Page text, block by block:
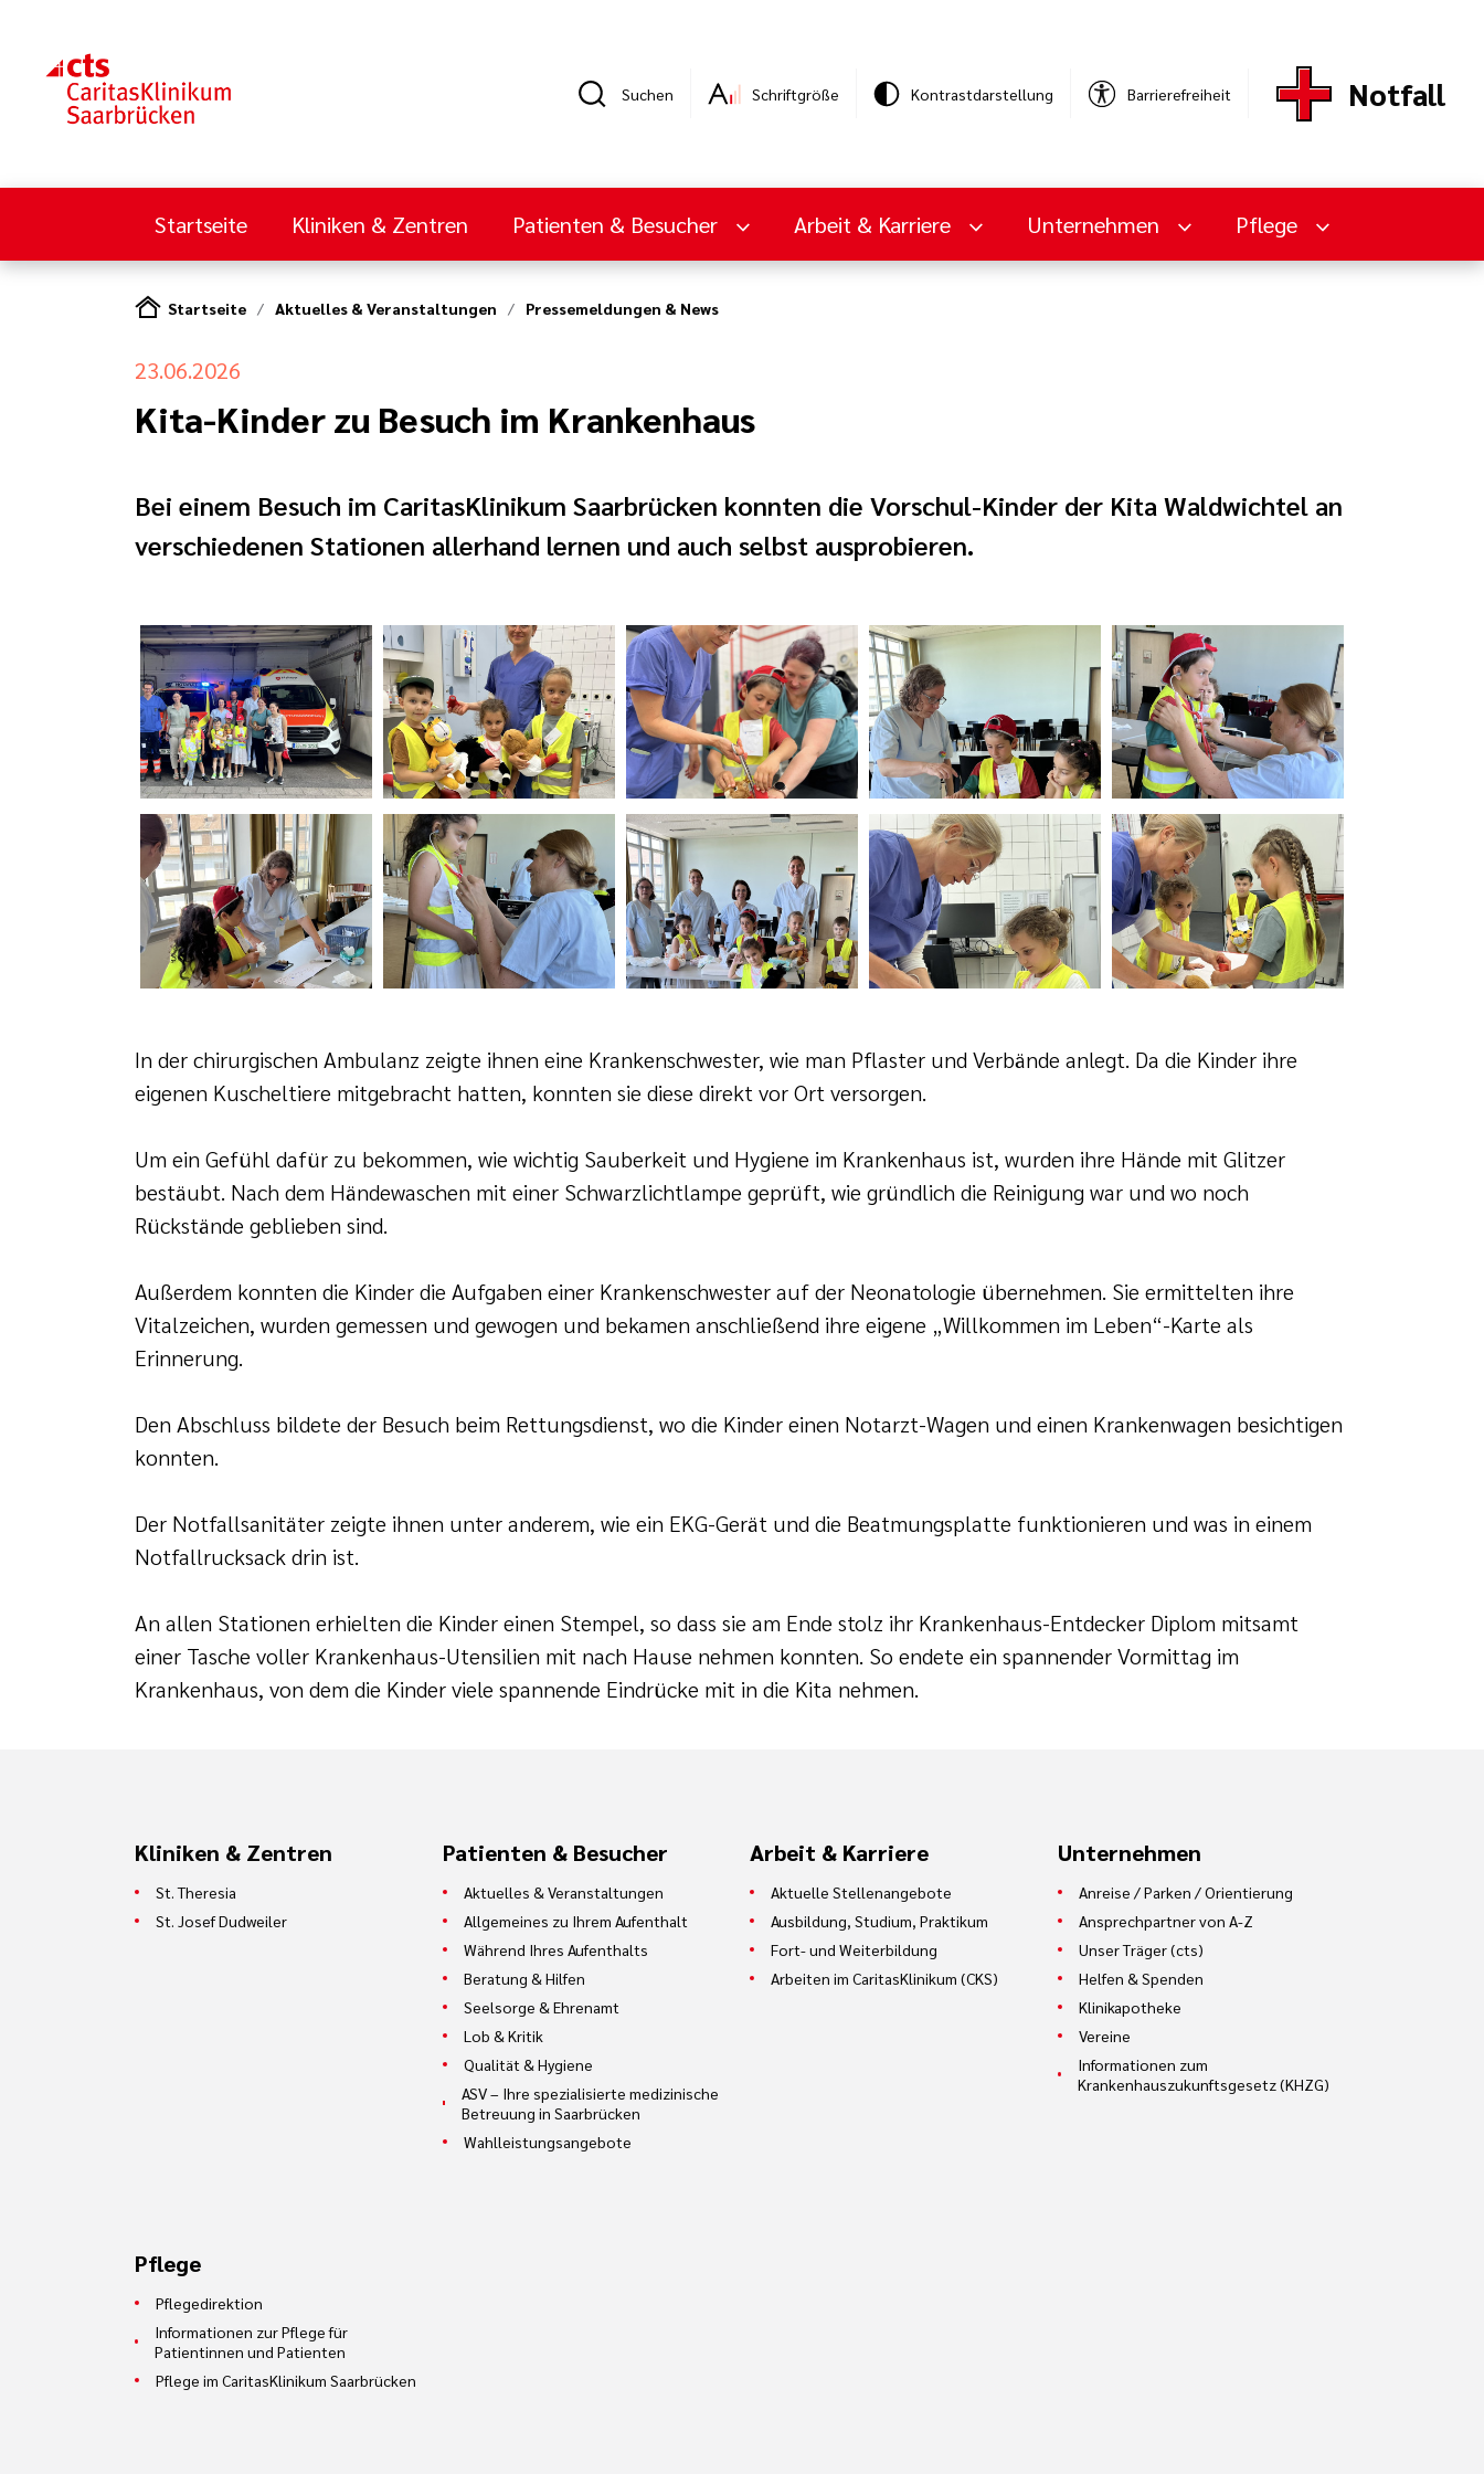
Suchen Schriftgröße Kontrastdarstellung Barrierefreiheit Notfall
Startseite Kliniken & Zentren Patienten & Besucher Arbeit & Karriere Unternehmen Pflege
Startseite Aktuelles & Veranstaltungen Pressemeldungen & News
23.06.2026
Kita-Kinder zu Besuch im Krankenhaus
Bei einem Besuch im CaritasKlinikum Saarbrücken konnten die Vorschul-Kinder der Kita Waldwichtel an
verschiedenen Stationen allerhand lernen und auch selbst ausprobieren.
In der chirurgischen Ambulanz zeigte ihnen eine Krankenschwester, wie man Pflaster und Verbände anlegt. Da die Kinder ihre
eigenen Kuscheltiere mitgebracht hatten, konnten sie diese direkt vor Ort versorgen.
Um ein Gefühl dafür zu bekommen, wie wichtig Sauberkeit und Hygiene im Krankenhaus ist, wurden ihre Hände mit Glitzer
bestäubt. Nach dem Händewaschen mit einer Schwarzlichtlampe geprüft, wie gründlich die Reinigung war und wo noch
Rückstände geblieben sind.
Außerdem konnten die Kinder die Aufgaben einer Krankenschwester auf der Neonatologie übernehmen. Sie ermittelten ihre
Vitalzeichen, wurden gemessen und gewogen und bekamen anschließend ihre eigene „Willkommen im Leben“-Karte als
Erinnerung.
Den Abschluss bildete der Besuch beim Rettungsdienst, wo die Kinder einen Notarzt-Wagen und einen Krankenwagen besichtigen
konnten.
Der Notfallsanitäter zeigte ihnen unter anderem, wie ein EKG-Gerät und die Beatmungsplatte funktionieren und was in einem
Notfallrucksack drin ist.
An allen Stationen erhielten die Kinder einen Stempel, so dass sie am Ende stolz ihr Krankenhaus-Entdecker Diplom mitsamt
einer Tasche voller Krankenhaus-Utensilien mit nach Hause nehmen konnten. So endete ein spannender Vormittag im
Krankenhaus, von dem die Kinder viele spannende Eindrücke mit in die Kita nehmen.
Kliniken & Zentren
St. Theresia
St. Josef Dudweiler
Patienten & Besucher
Aktuelles & Veranstaltungen
Allgemeines zu Ihrem Aufenthalt
Während Ihres Aufenthalts
Beratung & Hilfen
Seelsorge & Ehrenamt
Lob & Kritik
Qualität & Hygiene
ASV – Ihre spezialisierte medizinische
Betreuung in Saarbrücken
Wahlleistungsangebote
Arbeit & Karriere
Aktuelle Stellenangebote
Ausbildung, Studium, Praktikum
Fort- und Weiterbildung
Arbeiten im CaritasKlinikum (CKS)
Unternehmen
Anreise / Parken / Orientierung
Ansprechpartner von A-Z
Unser Träger (cts)
Helfen & Spenden
Klinikapotheke
Vereine
Informationen zum
Krankenhauszukunftsgesetz (KHZG)
Pflege
Pflegedirektion
Informationen zur Pflege für
Patientinnen und Patienten
Pflege im CaritasKlinikum Saarbrücken